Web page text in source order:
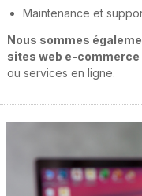
Maintenance et
Nous sommes
sites web e-commerce
ou services en ligne.